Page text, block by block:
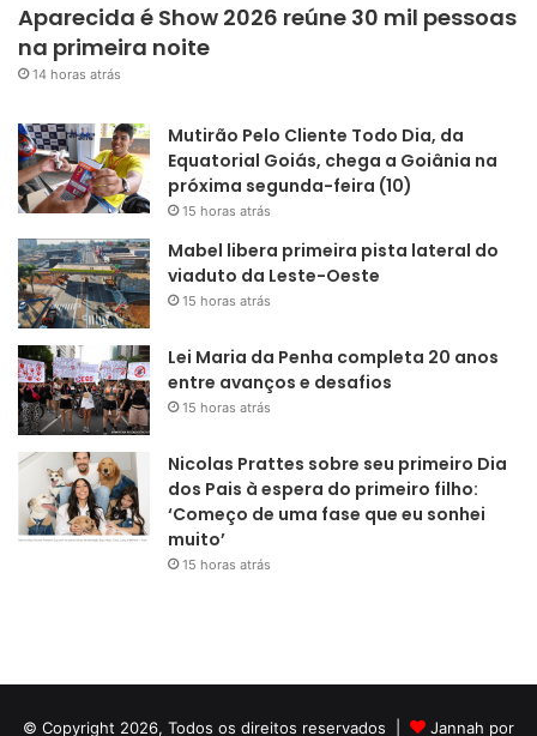
Aparecida é Show 2026 reúne 30 mil pessoas
na primeira noite
14 horas atrás
Mutirão Pelo Cliente Todo Dia, da
Equatorial Goiás, chega a Goiânia na
próxima segunda-feira (10)
15 horas atrás
Mabel libera primeira pista lateral do
viaduto da Leste-Oeste
15 horas atrás
Lei Maria da Penha completa 20 anos
entre avanços e desafios
15 horas atrás
Nicolas Prattes sobre seu primeiro Dia
dos Pais à espera do primeiro filho:
‘Começo de uma fase que eu sonhei
muito’
15 horas atrás
© Copyright 2026, Todos os direitos reservados | Jannah por